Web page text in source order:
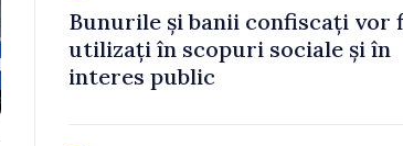
Bunurile și banii confiscați vor
utilizați în scopuri sociale și în
interes public